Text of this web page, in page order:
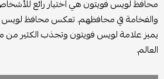
محافظ لويس فويتون هي اختيار رائع
والفخامة في محافظهم. تعكس محافظ لويس
يميز علامة لويس فويتون وتجذب الكثير من
العالم.